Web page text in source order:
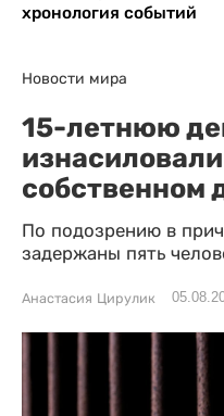
хронология событий
Новости мира
15-летнюю
собственном
По подозрению в
задержаны пять
Анастасия Цирулик